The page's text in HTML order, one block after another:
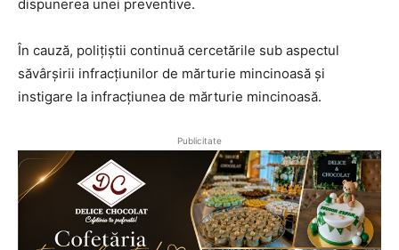
dispunerea unei preventive.
În cauză, polițiștii continuă cercetările sub aspectul
săvârșirii infracțiunilor de mărturie mincinoasă și
instigare la infracțiunea de mărturie mincinoasă.
Publicitate